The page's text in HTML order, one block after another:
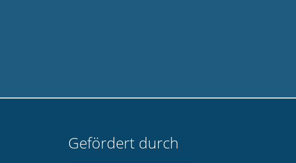
Gefördert durch